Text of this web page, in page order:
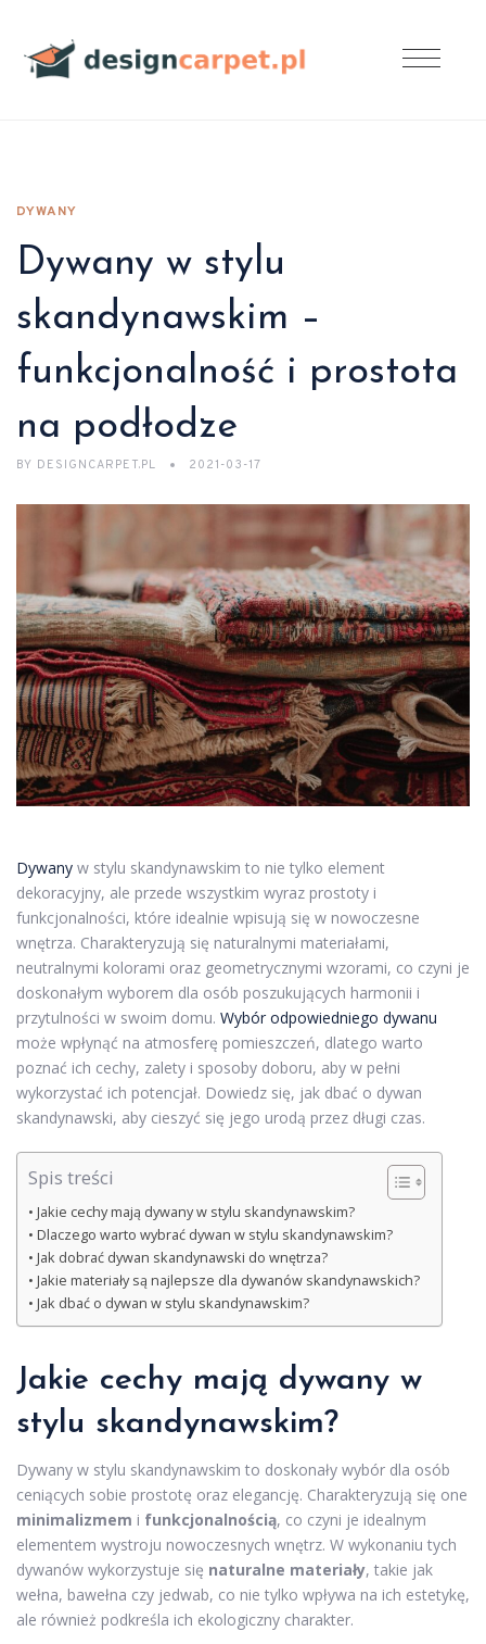
DYWANY
Dywany w stylu
skandynawskim –
funkcjonalność i prostota
na podłodze
BY DESIGNCARPET.PL 2021-03-17
Dywany w stylu skandynawskim to nie tylko element
dekoracyjny, ale przede wszystkim wyraz prostoty i
funkcjonalności, które idealnie wpisują się w nowoczesne
wnętrza. Charakteryzują się naturalnymi materiałami,
neutralnymi kolorami oraz geometrycznymi wzorami, co czyni je
doskonałym wyborem dla osób poszukujących harmonii i
przytulności w swoim domu. Wybór odpowiedniego dywanu
może wpłynąć na atmosferę pomieszczeń, dlatego warto
poznać ich cechy, zalety i sposoby doboru, aby w pełni
wykorzystać ich potencjał. Dowiedz się, jak dbać o dywan
skandynawski, aby cieszyć się jego urodą przez długi czas.
Spis treści
Jakie cechy mają dywany w stylu skandynawskim?
Dlaczego warto wybrać dywan w stylu skandynawskim?
Jak dobrać dywan skandynawski do wnętrza?
Jakie materiały są najlepsze dla dywanów skandynawskich?
Jak dbać o dywan w stylu skandynawskim?
Jakie cechy mają dywany w
stylu skandynawskim?
Dywany w stylu skandynawskim to doskonały wybór dla osób
ceniących sobie prostotę oraz elegancję. Charakteryzują się one
minimalizmem i funkcjonalnością, co czyni je idealnym
elementem wystroju nowoczesnych wnętrz. W wykonaniu tych
dywanów wykorzystuje się naturalne materiały, takie jak
wełna, bawełna czy jedwab, co nie tylko wpływa na ich estetykę,
ale również podkreśla ich ekologiczny charakter.